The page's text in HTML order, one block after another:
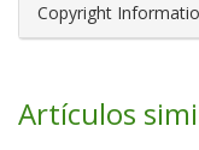
Copyright
Artículos